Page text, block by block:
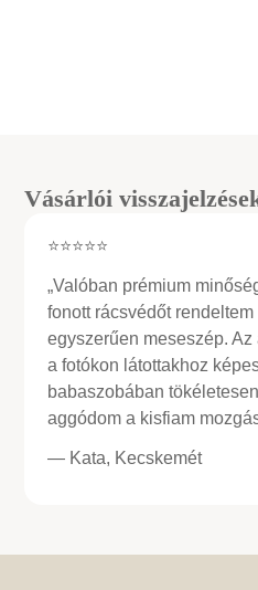
Vásárlói
⭐⭐⭐⭐⭐
„Valóban prémium
fonott rácsvédőt
egyszerűen meseszép.
a fotókon látottakhoz
babaszobában
aggódom a kisfiam
— Kata, Kecskemét